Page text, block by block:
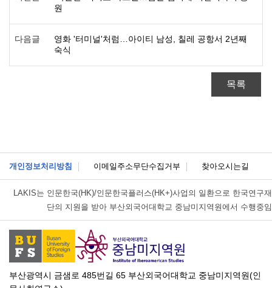
원
다음글
영화 '터미널'처럼…아이티 남성, 칠레 공항서 2년째
숙식
목록
개인정보처리방침 이메일주소무단수집거부 찾아오시는길
LAKIS는 인문한국(HK)/인문한국플러스(HK+)사업의 일환으로 한국연구재
단의 지원을 받아 부산외국어대학교 중남미지역원에서 수행중임
부산광역시 금샘로 485번길 65 부산외국어대학교 중남미지역원(인